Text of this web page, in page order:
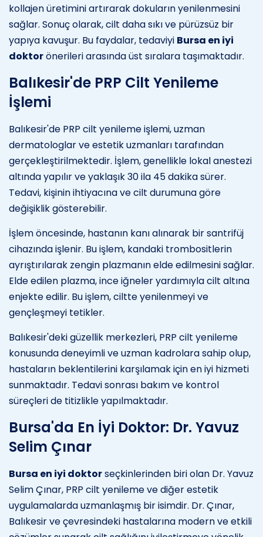
kollajen üretimini artırarak dokuların yenilenmesini
sağlar. Sonuç olarak, cilt daha sıkı ve pürüzsüz bir
yapıya kavuşur. Bu faydalar, tedaviyi Bursa en iyi
doktorönerileri arasında üst sıralara taşımaktadır.
Balıkesir'de PRP Cilt Yenileme
İşlemi
Balıkesir'de PRP cilt yenileme işlemi, uzman
dermatologlar ve estetik uzmanları tarafından
gerçekleştirilmektedir. İşlem, genellikle lokal anestezi
altında yapılır ve yaklaşık 30 ila 45 dakika sürer.
Tedavi, kişinin ihtiyacına ve cilt durumuna göre
değişiklik gösterebilir.
İşlem öncesinde, hastanın kanı alınarak bir santrifüj
cihazında işlenir. Bu işlem, kandaki trombositlerin
ayrıştırılarak zengin plazmanın elde edilmesini sağlar.
Elde edilen plazma, ince iğneler yardımıyla cilt altına
enjekte edilir. Bu işlem, ciltte yenilenmeyi ve
gençleşmeyi tetikler.
Balıkesir'deki güzellik merkezleri, PRP cilt yenileme
konusunda deneyimli ve uzman kadrolara sahip olup,
hastaların beklentilerini karşılamak için en iyi hizmeti
sunmaktadır. Tedavi sonrası bakım ve kontrol
süreçleri de titizlikle yapılmaktadır.
Bursa'da En İyi Doktor: Dr. Yavuz
Selim Çınar
Bursa en iyi doktorseçkinlerinden biri olan Dr. Yavuz
Selim Çınar, PRP cilt yenileme ve diğer estetik
uygulamalarda uzmanlaşmış bir isimdir. Dr. Çınar,
Balıkesir ve çevresindeki hastalarına modern ve etkili